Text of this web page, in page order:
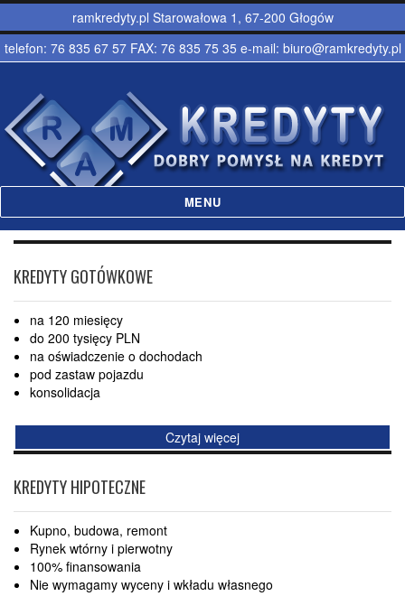
ramkredyty.pl Starowałowa 1, 67-200 Głogów
telefon: 76 835 67 57 FAX: 76 835 75 35 e-mail: biuro@ramkredyty.pl
Ramkredyty – Kredyty hipoteczne,
gotówkowe Głogów
MENU
KREDYTY GOTÓWKOWE
na 120 miesięcy
do 200 tysięcy PLN
na oświadczenie o dochodach
pod zastaw pojazdu
konsolidacja
Czytaj więcej
KREDYTY HIPOTECZNE
Kupno, budowa, remont
Rynek wtórny i pierwotny
100% finansowania
Nie wymagamy wyceny i wkładu własnego